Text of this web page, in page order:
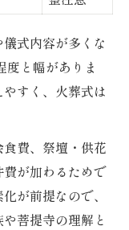
式内容が多くな
度と幅がありま
すく、火葬式は
費、祭壇・供花
が加わるためで
が前提なので、
菩提寺の理解と